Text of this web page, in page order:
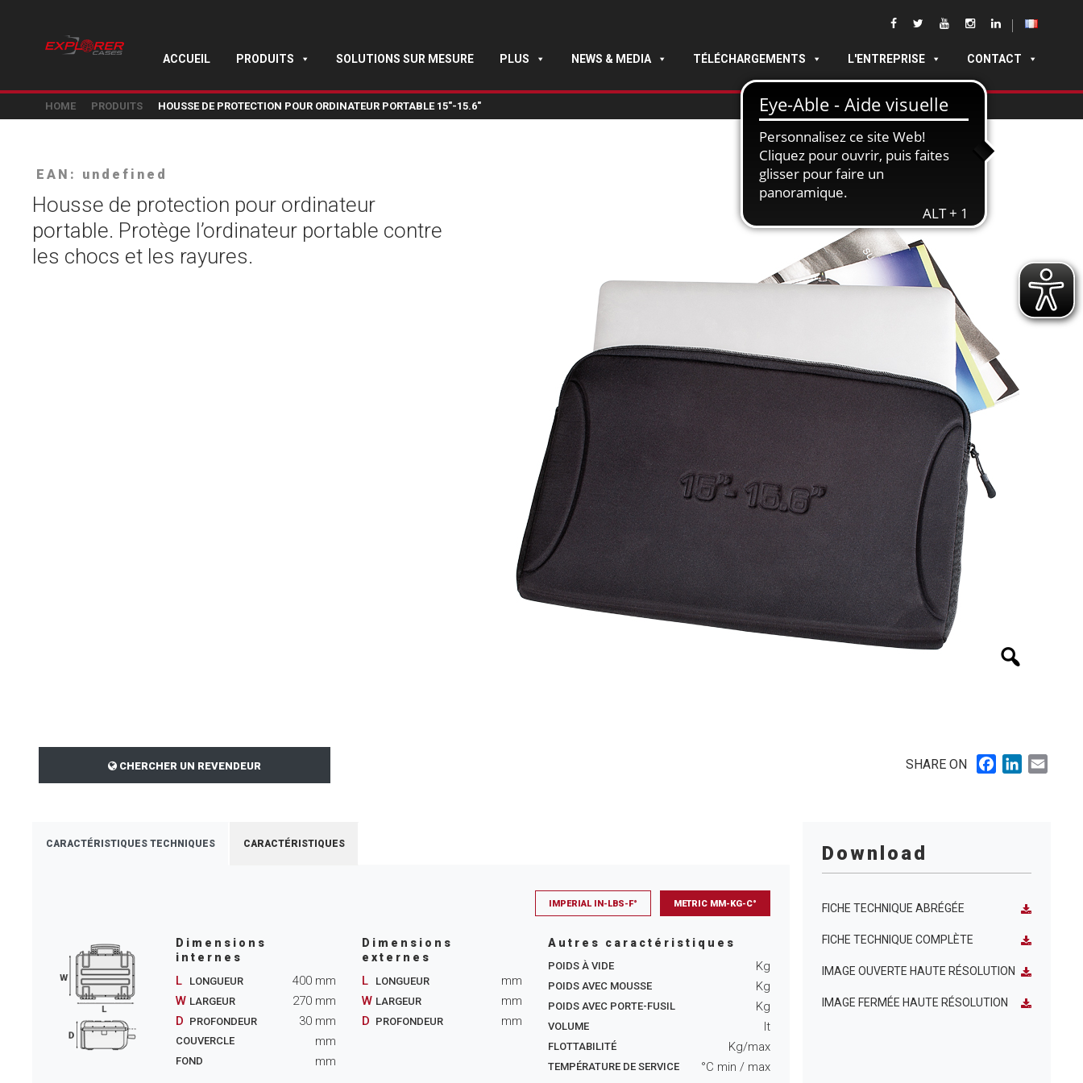
ACCUEIL PRODUITS SOLUTIONS SUR MESURE PLUS NEWS & MEDIA TÉLÉCHARGEMENTS L'ENTREPRISE CONTACT
HOME PRODUITS HOUSSE DE PROTECTION POUR ORDINATEUR PORTABLE 15″-15.6″
EAN: undefined
Housse de protection pour ordinateur
portable. Protège l’ordinateur portable contre
les chocs et les rayures.
CHERCHER UN REVENDEUR SHARE ON Facebook
LinkedIn
CARACTÉRISTIQUES TECHNIQUES CARACTÉRISTIQUES
IMPERIAL IN-LBS-F° METRIC MM-KG-C°
Dimensions
internes
L LONGUEUR 400mm
W LARGEUR 270mm
D PROFONDEUR 30mm
COUVERCLE mm
FOND mm
Dimensions
externes
L LONGUEUR
mm
W LARGEUR
mm
D PROFONDEUR mm
Autres caractéristiques
POIDS À VIDE Kg
POIDS AVEC MOUSSE Kg
POIDS AVEC PORTE-FUSIL Kg
VOLUME lt
FLOTTABILITÉ Kg/max
TEMPÉRATURE DE SERVICE °C min / max
Download
FICHE TECHNIQUE ABRÉGÉE
FICHE TECHNIQUE COMPLÈTE
IMAGE OUVERTE HAUTE RÉSOLUTION
IMAGE FERMÉE HAUTE RÉSOLUTION